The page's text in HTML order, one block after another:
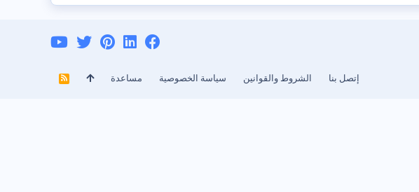
إتصل بنا الشروط والقوانين سياسة الخصوصية مساعدة
R